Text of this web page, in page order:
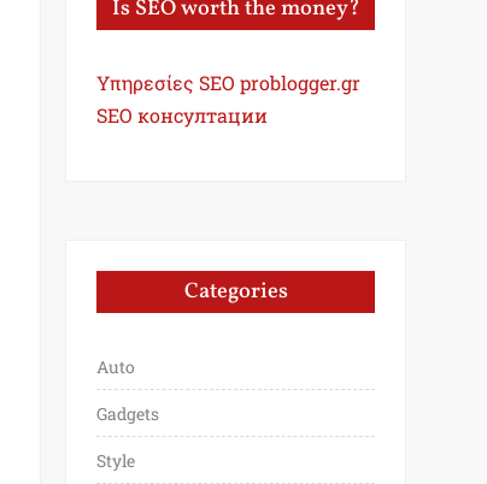
Is SEO worth the money?
Υπηρεσίες SEO problogger.gr
SEO консултации
Categories
Auto
Gadgets
Style